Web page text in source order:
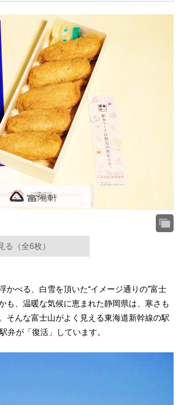
る（全6枚）
べる、白雪を頂いた“イメージ通りの”富士
も、温暖な気候に恵まれた静岡県は、寒さも
そんな富士山がよく見える東海道新幹線の駅
弁が「復活」しています。